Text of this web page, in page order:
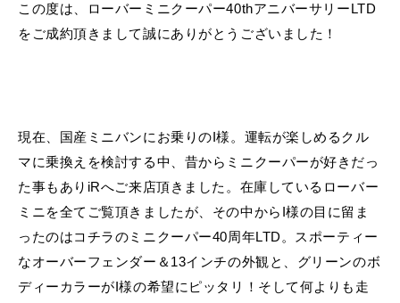
この度は、ローバーミニクーパー40thアニバーサリーLTD
をご成約頂きまして誠にありがとうございました！
現在、国産ミニバンにお乗りのI様。運転が楽しめるクル
マに乗換えを検討する中、昔からミニクーパーが好きだっ
た事もありiRへご来店頂きました。在庫しているローバー
ミニを全てご覧頂きましたが、その中からI様の目に留ま
ったのはコチラのミニクーパー40周年LTD。スポーティー
なオーバーフェンダー＆13インチの外観と、グリーンのボ
ディーカラーがI様の希望にピッタリ！そして何よりも走